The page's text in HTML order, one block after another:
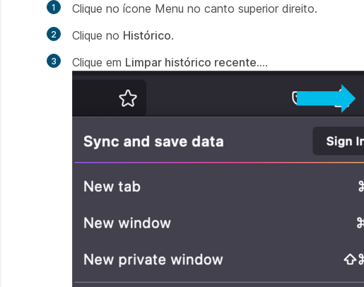
Clique no ícone Menu no canto superior direito.
Clique no Histórico.
Clique em Limpar histórico recente....